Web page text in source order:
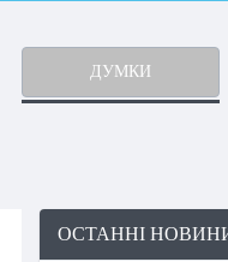
ДУМКИ
ОСТАННІ